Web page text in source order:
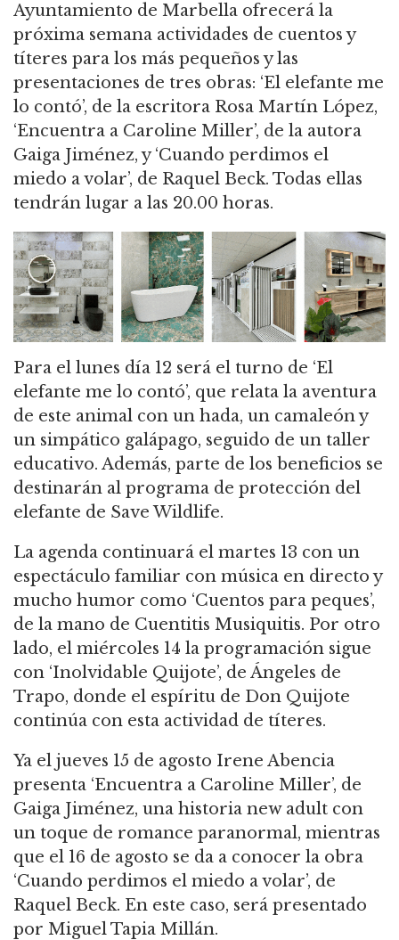
Ayuntamiento de Marbella ofrecerá la
próxima semana actividades de cuentos y
títeres para los más pequeños y las
presentaciones de tres obras: ‘El elefante me
lo contó’, de la escritora Rosa Martín López,
‘Encuentra a Caroline Miller’, de la autora
Gaiga Jiménez, y ‘Cuando perdimos el
miedo a volar’, de Raquel Beck. Todas ellas
tendrán lugar a las 20.00 horas.
Para el lunes día 12 será el turno de ‘El
elefante me lo contó’, que relata la aventura
de este animal con un hada, un camaleón y
un simpático galápago, seguido de un taller
educativo. Además, parte de los beneficios se
destinarán al programa de protección del
elefante de Save Wildlife.
La agenda continuará el martes 13 con un
espectáculo familiar con música en directo y
mucho humor como ‘Cuentos para peques’,
de la mano de Cuentitis Musiquitis. Por otro
lado, el miércoles 14 la programación sigue
con ‘Inolvidable Quijote’, de Ángeles de
Trapo, donde el espíritu de Don Quijote
continúa con esta actividad de títeres.
Ya el jueves 15 de agosto Irene Abencia
presenta ‘Encuentra a Caroline Miller’, de
Gaiga Jiménez, una historia new adult con
un toque de romance paranormal, mientras
que el 16 de agosto se da a conocer la obra
‘Cuando perdimos el miedo a volar’, de
Raquel Beck. En este caso, será presentado
por Miguel Tapia Millán.